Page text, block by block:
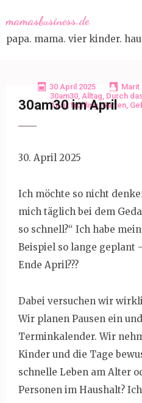
to
content
mamasbusiness.de
papa. mama. vier kinder.
30 April 2025
Marit
30am30, Alltag, Durch
April, frühling,Garten,
30am30 im April
30. April 2025
Ich möchte so nicht
mich täglich bei dem
so schnell?“ Ich habe
Beispiel so lange geplant
Ende April???
Dabei versuchen wir
Wir planen Pausen ein
Terminkalender. Wir
Kinder und die Tage
schnelle Leben am Alter
Personen im Haushalt?